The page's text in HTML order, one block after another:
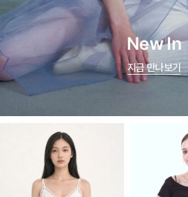
New In
지금 만나보기